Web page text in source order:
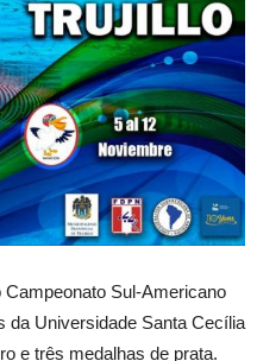
Sul-Americano
da Universidade Santa Cecília
e três medalhas de prata.